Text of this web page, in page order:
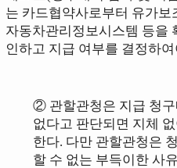
는 카드협약사로부터 유가
자동차관리정보시스템 등을
인하고 지급 여부를 결정하
② 관할관청은 지급 청구
없다고 판단되면 지체
한다. 다만 관할관청은
할 수 없는 부득이한 사